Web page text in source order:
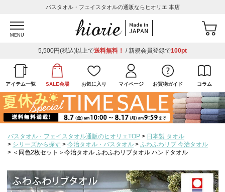
バスタオル・フェイスタオルの通販ならヒオリエ 本店
MENU
5,500円(税込)以上で送料無料！ / 新規会員登録で100pt
アイテム一覧 SALE会場 お気に入り マイページ お買物ガイド コラム
バスタオル・フェイスタオル通販のヒオリエTOP
日本製 タオル
シリーズから探す
今治タオル・バスタオル
ふわふわリブ 今治タオル
＜同色2枚セット＞今治タオル ふわふわリブタオル ハンドタオル